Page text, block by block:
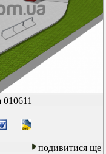
010611
подивитися ще